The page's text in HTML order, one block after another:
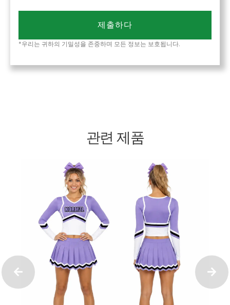
제출하다
*우리는 귀하의 기밀성을 존중하며 모든 정보는 보호됩니다.
관련 제품